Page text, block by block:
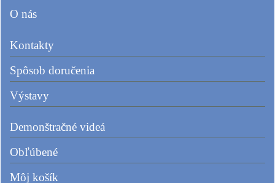
O nás
Kontakty
Spôsob doručenia
Výstavy
Demonštračné videá
Obľúbené
Môj košík